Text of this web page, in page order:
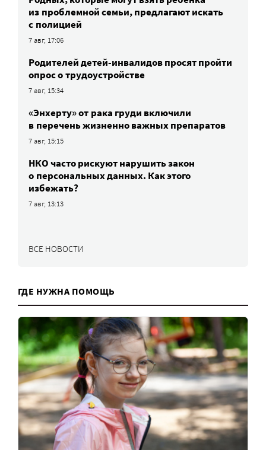
из проблемной семьи, предлагают искать
с полицией
7 авг, 17:06
Родителей детей-инвалидов просят пройти
опрос о трудоустройстве
7 авг, 15:34
«Энхерту» от рака груди включили
в перечень жизненно важных препаратов
7 авг, 15:15
НКО часто рискуют нарушить закон
о персональных данных. Как этого
избежать?
7 авг, 13:13
ВСЕ НОВОСТИ
ГДЕ НУЖНА ПОМОЩЬ